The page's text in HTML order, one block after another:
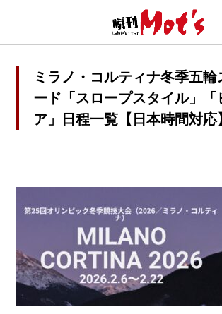
ミラノ・コルティナ冬季五輪
ード「スロープスタイル」「
ア」日程一覧【日本時間対応